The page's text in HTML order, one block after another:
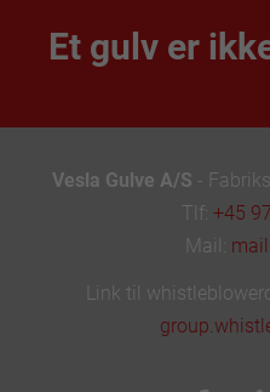
Et gulv er
Vesla Gulve A/S -
Tlf: +45
Mail:
Link til